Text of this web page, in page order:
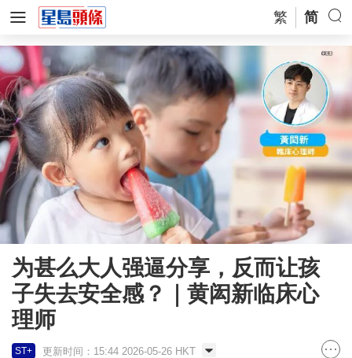
繁 简
为甚么大人强逼分享，反而让孩
子失去安全感？｜黄闳新临床心
理师
ST+ 更新时间：15:44 2026-05-26 HKT